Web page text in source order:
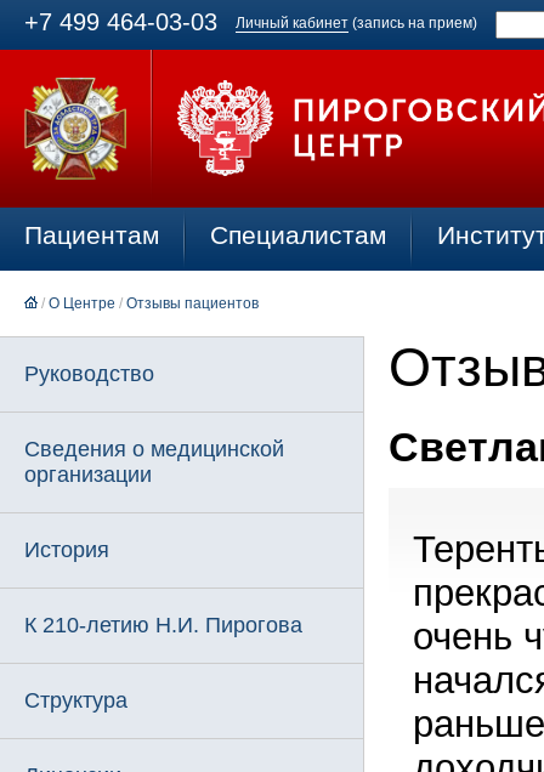
+7 499 464-03-03 Личный кабинет (запись на прием)
Пациентам Специалистам
/ О Центре / Отзывы пациентов
Руководство
Сведения о медицинской
организации
История
К 210-летию Н.И. Пирогова
Структура
очень